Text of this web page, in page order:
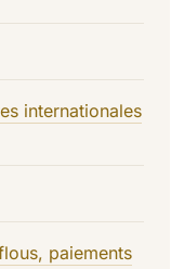
internationales
paiements